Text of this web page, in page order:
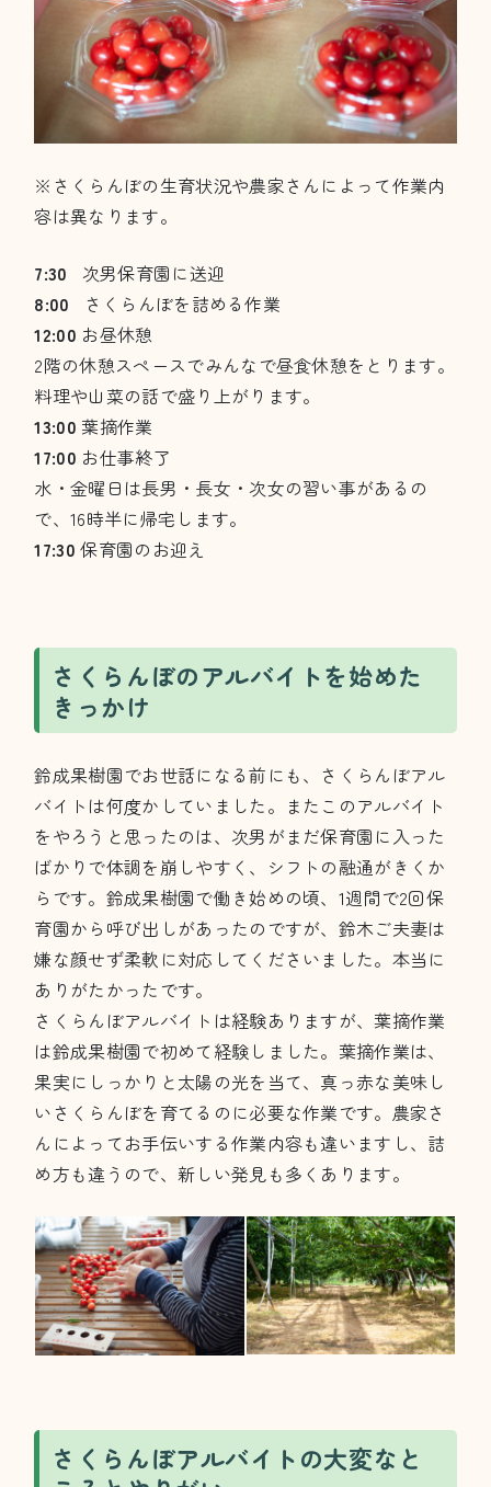
※さくらんぼの生育状況や農家さんによって作業内
容は異なります。
7:30 次男保育園に送迎
8:00 さくらんぼを詰める作業
12:00 お昼休憩
2階の休憩スペースでみんなで昼食休憩をとります。
料理や山菜の話で盛り上がります。
13:00 葉摘作業
17:00 お仕事終了
水・金曜日は長男・長女・次女の習い事があるの
で、16時半に帰宅します。
17:30 保育園のお迎え
さくらんぼのアルバイトを始めた
きっかけ
鈴成果樹園でお世話になる前にも、さくらんぼアル
バイトは何度かしていました。またこのアルバイト
をやろうと思ったのは、次男がまだ保育園に入った
ばかりで体調を崩しやすく、シフトの融通がきくか
らです。鈴成果樹園で働き始めの頃、1週間で2回保
育園から呼び出しがあったのですが、鈴木ご夫妻は
嫌な顔せず柔軟に対応してくださいました。本当に
ありがたかったです。
さくらんぼアルバイトは経験ありますが、葉摘作業
は鈴成果樹園で初めて経験しました。葉摘作業は、
果実にしっかりと太陽の光を当て、真っ赤な美味し
いさくらんぼを育てるのに必要な作業です。農家さ
んによってお手伝いする作業内容も違いますし、詰
め方も違うので、新しい発見も多くあります。
さくらんぼアルバイトの大変なと